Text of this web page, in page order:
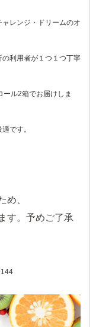
レンジ・ドリームのオ
利用者が１つ１つ丁寧
ル2箱でお届けしま
です。
め、
す。予めご了承